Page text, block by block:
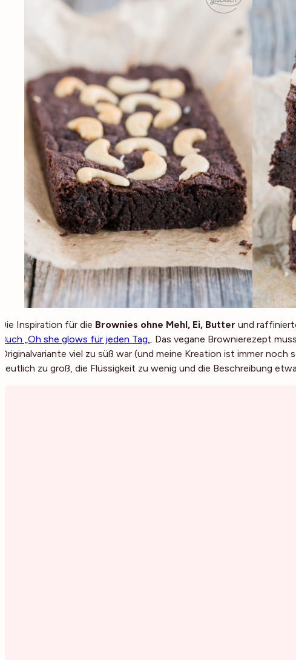
Die Inspiration für die Brownies ohne Mehl, Ei, Butter und
Buch „Oh she glows für jeden Tag „. Das vegane Brownierezept
Originalvariante viel zu süß war (und meine Kreation ist immer
deutlich zu groß, die Flüssigkeit zu wenig und die Beschreibung